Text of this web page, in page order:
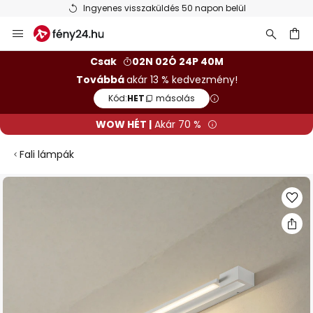
Ingyenes visszaküldés 50 napon belül
Ugrás
a
Csak
02N 02Ó 24P 39M
Továbbáakár 13 % kedvezmény!
Kód:HET másolás
WOW HÉT | Akár 70 %
Fali lámpák
Ugrás